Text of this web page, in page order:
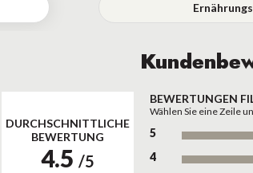
DURCHSCHNITTLICHE
BEWERTUNG
4.5 /5
BEWERTUNGEN
Wählen Sie eine Zeile
5
4